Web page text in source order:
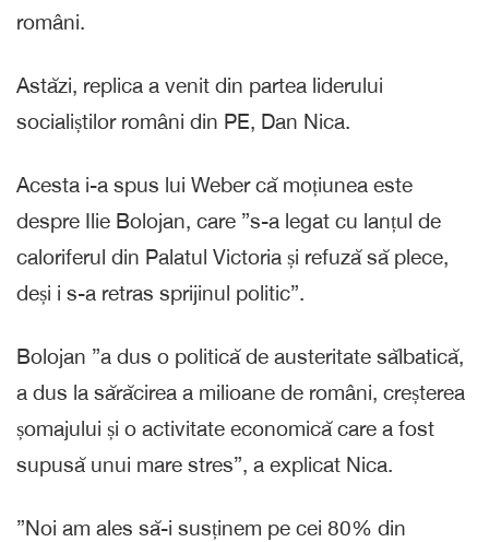
români.
Astăzi, replica a venit din partea liderului
socialiștilor români din PE, Dan Nica.
Acesta i-a spus lui Weber că moțiunea este
despre Ilie Bolojan, care ”s-a legat cu lanțul de
caloriferul din Palatul Victoria și refuză să plece,
deși i s-a retras sprijinul politic”.
Bolojan ”a dus o politică de austeritate sălbatică,
a dus la sărăcirea a milioane de români, creșterea
șomajului și o activitate economică care a fost
supusă unui mare stres”, a explicat Nica.
”Noi am ales să-i susținem pe cei 80% din